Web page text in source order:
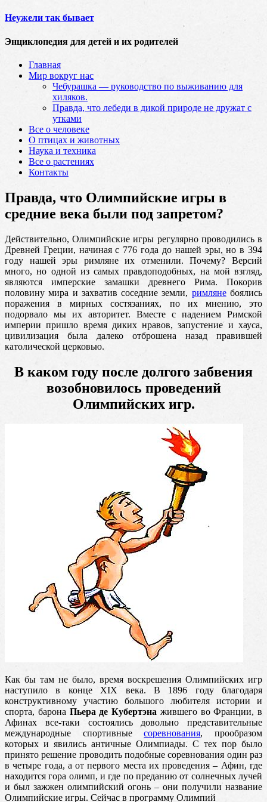
Неужели так бывает
Энциклопедия для детей и их родителей
Главная
Мир вокруг нас
Чебурашка — руководство по выживанию для
хиляков.
Правда, что лебеди в дикой природе не дружат с
утками
Все о человеке
О птицах и животных
Наука и техника
Все о растениях
Контакты
Правда, что Олимпийские игры в
средние века были под запретом?
Действительно, Олимпийские игры регулярно проводились в
Древней Греции, начиная с 776 года до нашей эры, но в 394
году нашей эры римляне их отменили. Почему? Версий
много, но одной из самых правдоподобных, на мой взгляд,
являются имперские замашки древнего Рима. Покорив
половину мира и захватив соседние земли, римлянебоялись
поражения в мирных состязаниях, по их мнению, это
подорвало мы их авторитет. Вместе с падением Римской
империи пришло время диких нравов, запустение и хауса,
цивилизация была далеко отброшена назад правившей
католической церковью.
В каком году после долгого забвения
возобновилось проведений
Олимпийских игр.
Как бы там не было, время воскрешения Олимпийских игр
наступило в конце XIX века. В 1896 году благодаря
конструктивному участию большого любителя истории и
спорта, барона Пьера де Кубертэна жившего во Франции, в
Афинах все-таки состоялись довольно представительные
международные спортивныесоревнования, прообразом
которых и явились античные Олимпиады. С тех пор было
принято решение проводить подобные соревнования один раз
в четыре года, а от первого места их проведения – Афин, где
находится гора олимп, и где по преданию от солнечных лучей
и был зажжен олимпийский огонь – они получили название
Олимпийские игры. Сейчас в программу Олимпий